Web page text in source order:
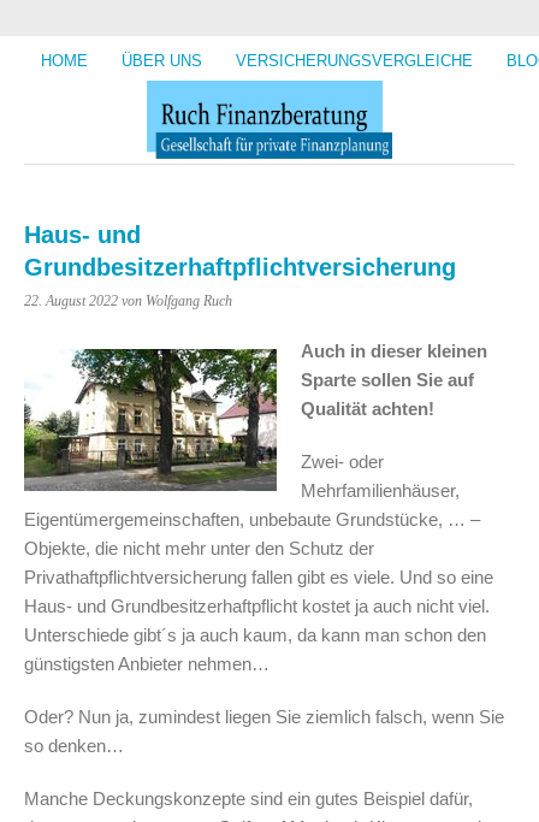
HOME ÜBER UNS VERSICHERUNGSVERGLEICHE
Haus- und
Grundbesitzerhaftpflichtversicherung
22. August 2022 von Wolfgang Ruch
Auch in dieser kleinen
Sparte sollen Sie auf
Qualität achten!
Zwei- oder
Mehrfamilienhäuser,
Eigentümergemeinschaften, unbebaute Grundstücke, … –
Objekte, die nicht mehr unter den Schutz der
Privathaftpflichtversicherung fallen gibt es viele. Und so eine
Haus- und Grundbesitzerhaftpflicht kostet ja auch nicht viel.
Unterschiede gibt´s ja auch kaum, da kann man schon den
günstigsten Anbieter nehmen…
Oder? Nun ja, zumindest liegen Sie ziemlich falsch, wenn Sie
so denken…
Manche Deckungskonzepte sind ein gutes Beispiel dafür,